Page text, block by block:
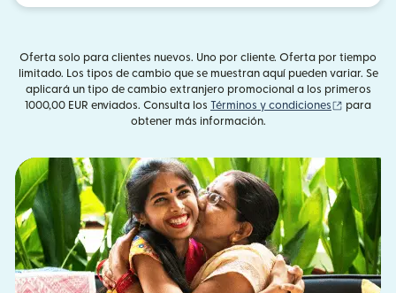
Oferta solo para clientes nuevos. Uno por cliente. Oferta por tiempo
limitado. Los tipos de cambio que se muestran aquí pueden variar. Se
aplicará un tipo de cambio extranjero promocional a los primeros
1000,00 EUR enviados. Consulta los Términos y condiciones (se abre
para
obtener más información.